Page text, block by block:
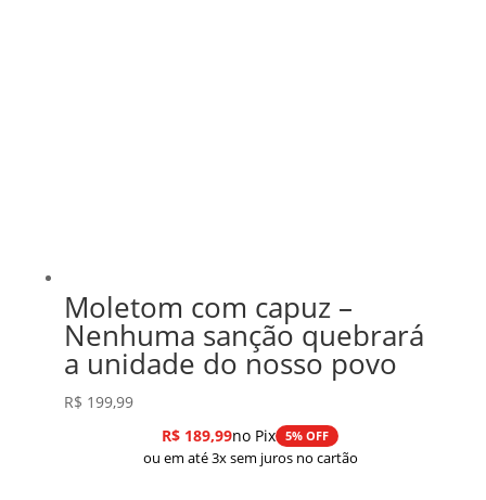
Moletom com capuz –
Nenhuma sanção quebrará
a unidade do nosso povo
R$ 199,99
R$ 189,99no Pix 5% OFF
ou em até 3x sem juros no cartão